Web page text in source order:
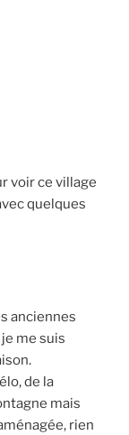
voir ce village
quelques
anciennes
me suis
de la
mais
rien